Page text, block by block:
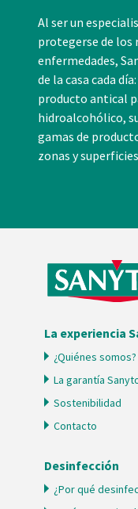
Al ser un
protegerse de los
enfermedades,
de la casa cada
producto antical
hidroalcohólico,
gamas de
zonas y
La experiencia
¿Quiénes somos?
La garantía
Sostenibilidad
Contacto
Desinfección
¿Por qué